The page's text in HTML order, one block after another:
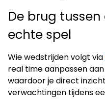
De brug
echte spel
Wie wedstrijden volgt via
real time aanpassen
waardoor je direct
verwachtingen tijdens